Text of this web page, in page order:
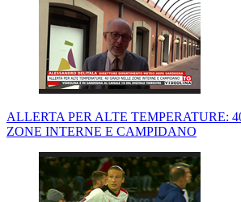
ALLERTA PER ALTE TEMPERATURE:
ZONE INTERNE E CAMPIDANO